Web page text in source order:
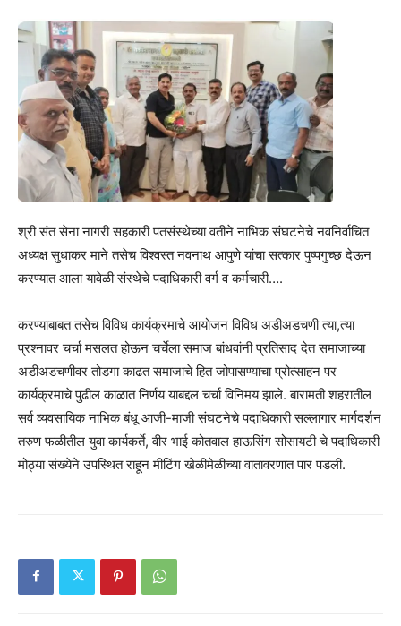
श्री संत सेना नागरी सहकारी पतसंस्थेच्या वतीने नाभिक संघटनेचे नवनिर्वाचित
अध्यक्ष सुधाकर माने तसेच विश्वस्त नवनाथ आपुणे यांचा सत्कार पुष्पगुच्छ देऊन
करण्यात आला यावेळी संस्थेचे पदाधिकारी वर्ग व कर्मचारी….
करण्याबाबत तसेच विविध कार्यक्रमाचे आयोजन विविध अडीअडचणी त्या,त्या
प्रश्नावर चर्चा मसलत होऊन चर्चेला समाज बांधवांनी प्रतिसाद देत समाजाच्या
अडीअडचणीवर तोडगा काढत समाजाचे हित जोपासण्याचा प्रोत्साहन पर
कार्यक्रमाचे पुढील काळात निर्णय याबद्दल चर्चा विनिमय झाले. बारामती शहरातील
सर्व व्यवसायिक नाभिक बंधू आजी-माजी संघटनेचे पदाधिकारी सल्लागार मार्गदर्शन
तरुण फळीतील युवा कार्यकर्ते, वीर भाई कोतवाल हाऊसिंग सोसायटी चे पदाधिकारी
मोठ्या संख्येने उपस्थित राहून मीटिंग खेळीमेळीच्या वातावरणात पार पडली.